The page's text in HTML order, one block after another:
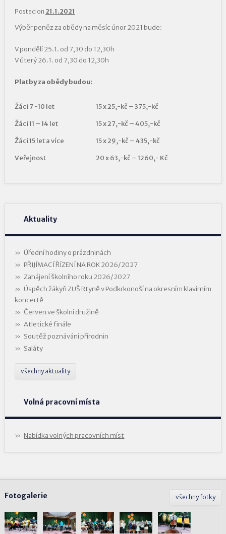
Posted on 21.1.2021
Výběr peněz za obědy na měsíc únor 2021 bude:
V pondělí 25.1. od 7,30 do 12,30h
V úterý 26.1. od 7,30 do 12,30h
Platby za obědy budou:
Žáci 7 -10 let
15 x 25,-kč – 375,-kč
Žáci 11 – 14 let
15 x 27,-kč – 405,-kč
Žáci 15 let a více
15 x 29,-kč – 435,-kč
Veřejnost
20 x 63,-kč – 1260,- Kč
Aktuality
Úřední hodiny o prázdninách
PŘIJÍMACÍ ŘÍZENÍ NA ROK 2026/2027
Zahájení školního roku 2026/2027
Úspěch žákyň ZUŠ Rtyně v Podkrkonoší na okresním klavírním
koncertě
Červen ve školní družině
Atletické finále
Soutěž poznávání přírodnin
Saláty
všechny aktuality
Volná pracovní místa
Nabídka volných pracovních míst
všechny fotky
Fotogalerie